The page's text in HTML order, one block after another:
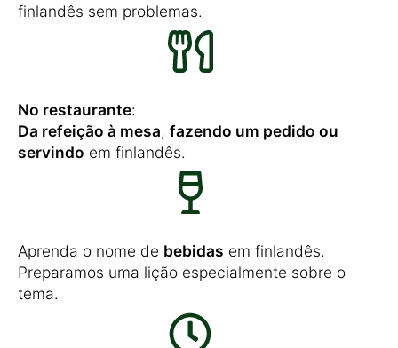
finlandês sem problemas.
No restaurante:
Da refeição à mesa, fazendo um pedido ou
servindo em finlandês.
Aprenda o nome de bebidas em finlandês.
Preparamos uma lição especialmente sobre o
tema.